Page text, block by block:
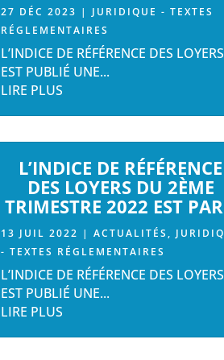
27 DÉC 2023 | JURIDIQUE - TEXTES
RÉGLEMENTAIRES
L’INDICE DE RÉFÉRENCE DES LOYERS
EST PUBLIÉ UNE...
LIRE PLUS
L’INDICE DE RÉFÉRENCE
DES LOYERS DU 2ÈME
TRIMESTRE 2022 EST
13 JUIL 2022 | ACTUALITÉS ,
- TEXTES RÉGLEMENTAIRES
L’INDICE DE RÉFÉRENCE DES LOYERS
EST PUBLIÉ UNE...
LIRE PLUS